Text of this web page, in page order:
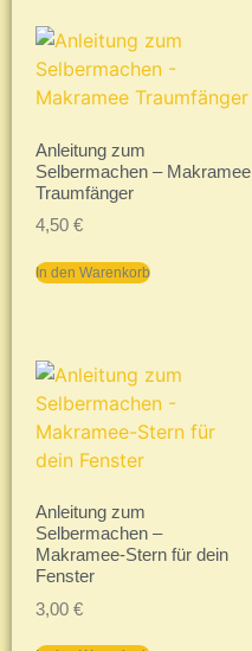
Anleitung zum
Selbermachen – Makramee
Traumfänger
4,50 €
In den Warenkorb
Anleitung zum
Selbermachen –
Makramee-Stern für dein
Fenster
3,00 €